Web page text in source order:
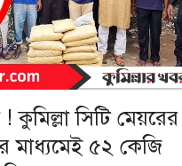
কুমিল্লা সিটি মেয়রের
মাধ্যমেই ৫২ কেজি